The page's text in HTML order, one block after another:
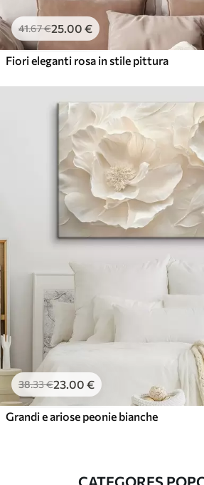
41.67€25.00 €
Fiori eleganti rosa in stile pittura
38.33€23.00 €
Grandi e ariose peonie bianche